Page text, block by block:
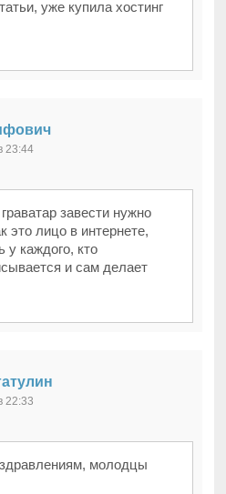
уже купила хостинг
23:44
завести нужно
это лицо в интернете,
у каждого, кто
и сам делает
22:33
молодцы